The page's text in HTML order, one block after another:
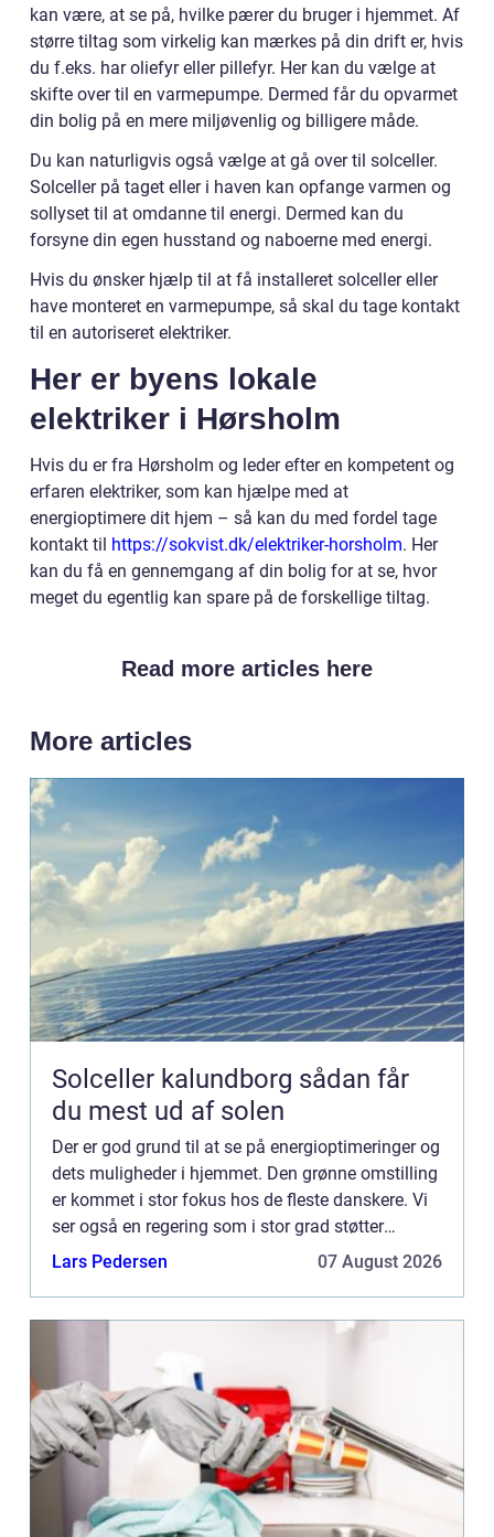
kan være, at se på, hvilke pærer du bruger i hjemmet. Af
større tiltag som virkelig kan mærkes på din drift er, hvis
du f.eks. har oliefyr eller pillefyr. Her kan du vælge at
skifte over til en varmepumpe. Dermed får du opvarmet
din bolig på en mere miljøvenlig og billigere måde.
Du kan naturligvis også vælge at gå over til solceller.
Solceller på taget eller i haven kan opfange varmen og
sollyset til at omdanne til energi. Dermed kan du
forsyne din egen husstand og naboerne med energi.
Hvis du ønsker hjælp til at få installeret solceller eller
have monteret en varmepumpe, så skal du tage kontakt
til en autoriseret elektriker.
Her er byens lokale
elektriker i Hørsholm
Hvis du er fra Hørsholm og leder efter en kompetent og
erfaren elektriker, som kan hjælpe med at
energioptimere dit hjem – så kan du med fordel tage
kontakt til https://sokvist.dk/elektriker-horsholm. Her
kan du få en gennemgang af din bolig for at se, hvor
meget du egentlig kan spare på de forskellige tiltag.
Read more articles here
More articles
Solceller kalundborg sådan får
du mest ud af solen
Der er god grund til at se på energioptimeringer og
dets muligheder i hjemmet. Den grønne omstilling
er kommet i stor fokus hos de fleste danskere. Vi
ser også en regering som i stor grad støtter
miljøvenlige tiltag. Det er derfor et godt tidspunkt
Lars Pedersen 07 August 2026